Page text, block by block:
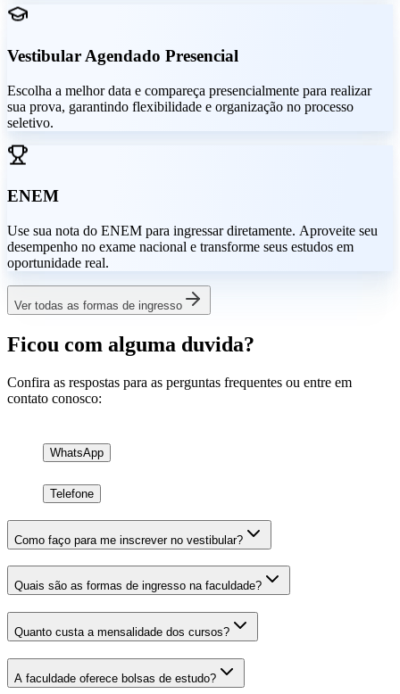
Vestibular Agendado Presencial
Escolha a melhor data e compareça presencialmente para realizar
sua prova, garantindo flexibilidade e organização no processo
seletivo.
ENEM
Use sua nota do ENEM para ingressar diretamente. Aproveite seu
desempenho no exame nacional e transforme seus estudos em
oportunidade real.
Ver todas as formas de ingresso
Ficou com alguma duvida?
Confira as respostas para as perguntas frequentes ou entre em
contato conosco:
WhatsApp
Telefone
Como faço para me inscrever no vestibular?
Quais são as formas de ingresso na faculdade?
Quanto custa a mensalidade dos cursos?
A faculdade oferece bolsas de estudo?